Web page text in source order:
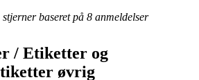
baseret på 8 anmeldelser
/ Etiketter og
øvrig